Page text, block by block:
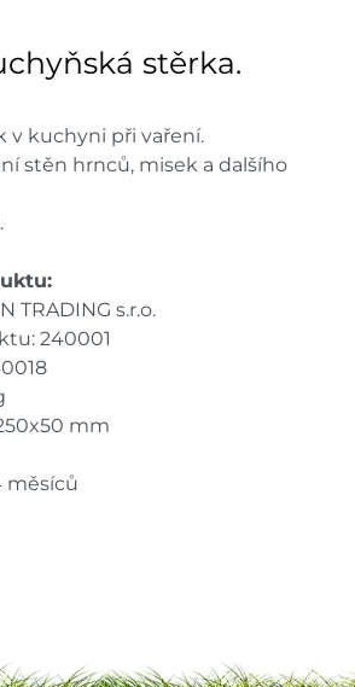
na prodejnách je pouze orientační.
se mohou lišit od cen na e-
stěrka.
v kuchyni při vaření.
stěn hrnců, misek a dalšího
TRADING s.r.o.
240001
mm
měsíců